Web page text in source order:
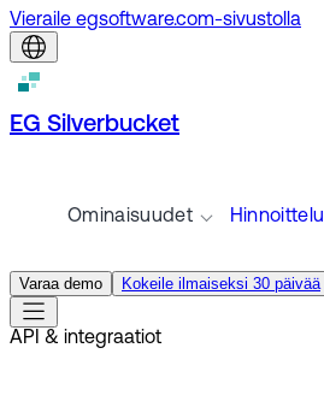
Vieraile egsoftware.com-sivustolla
EG Silverbucket
Ominaisuudet Hinnoittelu
Varaa demo Kokeile ilmaiseksi 30 päivää
API & integraatiot